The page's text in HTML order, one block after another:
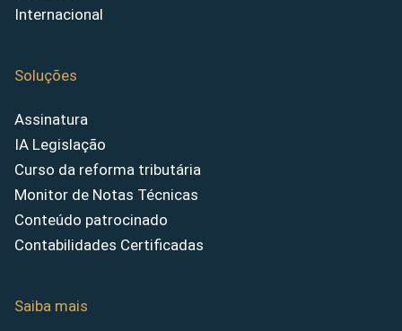
Internacional
Soluções
Assinatura
IA Legislação
Curso da reforma tributária
Monitor de Notas Técnicas
Conteúdo patrocinado
Contabilidades Certificadas
Saiba mais